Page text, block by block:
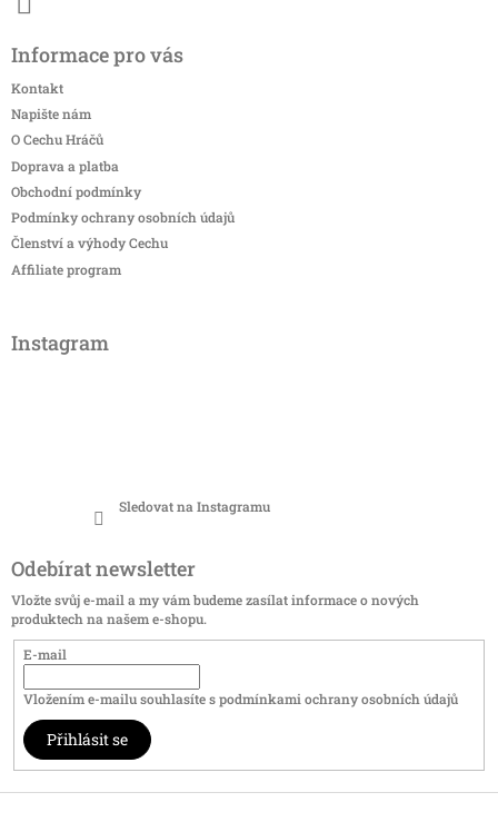
Informace pro vás
Kontakt
Napište nám
O Cechu Hráčů
Doprava a platba
Obchodní podmínky
Podmínky ochrany osobních údajů
Členství a výhody Cechu
Affiliate program
Instagram
Sledovat na Instagramu
Odebírat newsletter
Vložte svůj e-mail a my vám budeme zasílat informace o nových
produktech na našem e-shopu.
E-mail
Vložením e-mailu souhlasíte spodmínkami ochrany osobních údajů
Přihlásit se